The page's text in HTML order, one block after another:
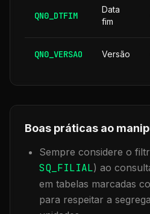
QN0_DTFIM
Data
fim
QN0_VERSAO Versão
Boas práticas ao
Sempre considere o
SQ_FILIAL) ao
em tabelas marcadas
para respeitar a